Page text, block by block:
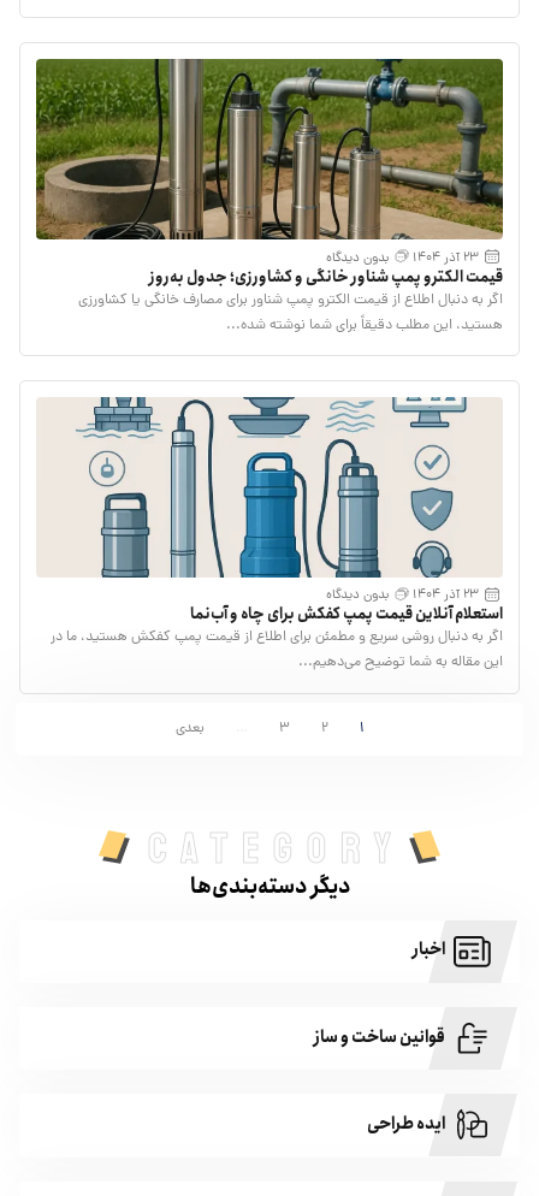
23 آذر 1404 بدون دیدگاه
قیمت الکترو پمپ شناور خانگی و کشاورزی؛ جدول به‌روز
اگر به دنبال اطلاع از قیمت الکترو پمپ شناور برای مصارف خانگی یا کشاورزی
هستید، این مطلب دقیقاً برای شما نوشته شده...
23 آذر 1404 بدون دیدگاه
استعلام آنلاین قیمت پمپ کفکش برای چاه و آب‌نما
اگر به دنبال روشی سریع و مطمئن برای اطلاع از قیمت پمپ کفکش هستید، ما در
این مقاله به شما توضیح می‌دهیم...
1
2
3 بعدی
category
دیگر دسته‌بندی‌ها
اخبار
قوانین ساخت و ساز
ایده طراحی